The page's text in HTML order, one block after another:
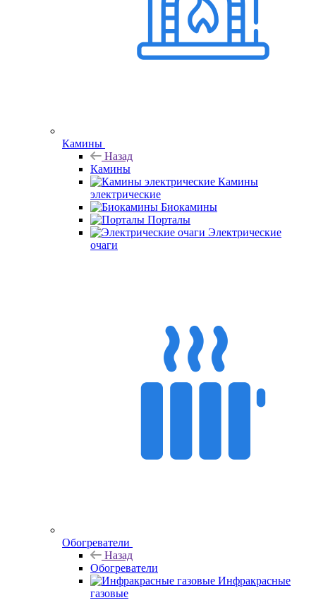
Камины
Назад
Камины
Камины
электрические
Биокамины
Порталы
Электрические
очаги
Обогреватели
Назад
Обогреватели
Инфракрасные
газовые